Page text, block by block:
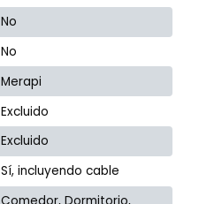
No
No
Merapi
Excluido
Excluido
Sí, incluyendo cable